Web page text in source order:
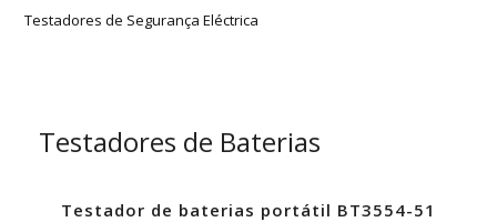
Testadores de Segurança Eléctrica
Testadores de Baterias
Testador de baterias portátil BT3554-51